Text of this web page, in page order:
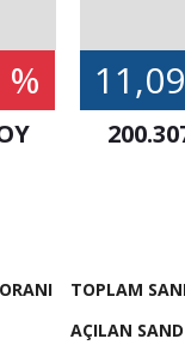
% 11,09
TOPLAM
AÇILAN